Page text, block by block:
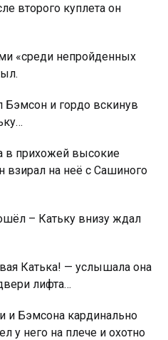
второго куплета он
«среди непройденных
Бэмсон и гордо вскинув
в прихожей высокие
на неё с Сашиного
– Катьку внизу ждал
Катька! — услышала она
лифта…
и Бэмсона кардинально
у него на плече и охотно